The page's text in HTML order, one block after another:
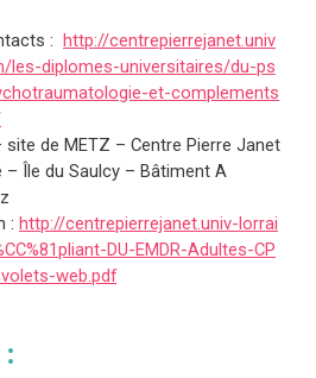
: http://centrepierrejanet.univ
les-diplomes-universitaires/du-ps
et-complements
site de METZ – Centre Pierre Janet
– Île du Saulcy – Bâtiment A
: http://centrepierrejanet.univ-lorrai
DU-EMDR-Adultes-CP
web.pdf